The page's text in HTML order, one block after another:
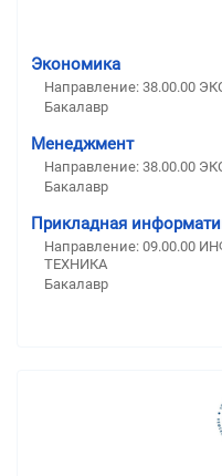
Экономика
Направление: 38.00.00
Бакалавр
Менеджмент
Направление: 38.00.00
Бакалавр
Прикладная
Направление: 09.00.00
ТЕХНИКА
Бакалавр